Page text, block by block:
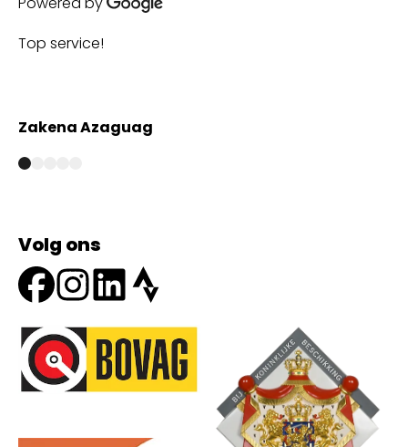
Top service!
Zakena Azaguag
Volg ons
Onze partners